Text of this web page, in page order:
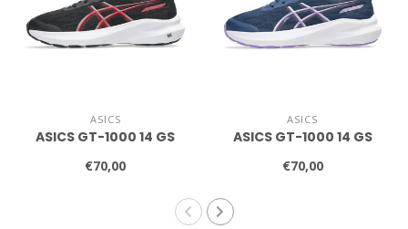
ASICS
ASICS GT-1000 14 GS
€70,00
ASICS
ASICS GT-1000 14 GS
€70,00